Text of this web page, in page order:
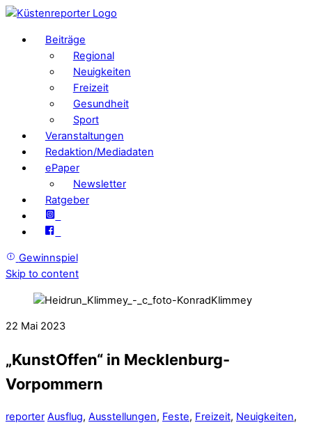
Beiträge
Regional
Neuigkeiten
Freizeit
Gesundheit
Sport
Veranstaltungen
Redaktion/Mediadaten
ePaper
Newsletter
Ratgeber
Gewinnspiel
Skip to content
22 Mai 2023
„KunstOffen“ in Mecklenburg-
Vorpommern
reporter Ausflug, Ausstellungen, Feste, Freizeit, Neuigkeiten,